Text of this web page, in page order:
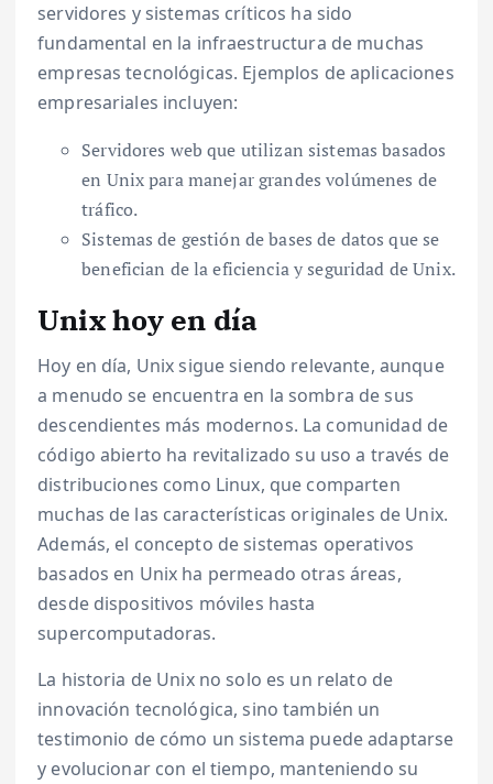
servidores y sistemas críticos ha sido
fundamental en la infraestructura de muchas
empresas tecnológicas. Ejemplos de aplicaciones
empresariales incluyen:
Servidores web que utilizan sistemas basados
en Unix para manejar grandes volúmenes de
tráfico.
Sistemas de gestión de bases de datos que se
benefician de la eficiencia y seguridad de Unix.
Unix hoy en día
Hoy en día, Unix sigue siendo relevante, aunque
a menudo se encuentra en la sombra de sus
descendientes más modernos. La comunidad de
código abierto ha revitalizado su uso a través de
distribuciones como Linux, que comparten
muchas de las características originales de Unix.
Además, el concepto de sistemas operativos
basados en Unix ha permeado otras áreas,
desde dispositivos móviles hasta
supercomputadoras.
La historia de Unix no solo es un relato de
innovación tecnológica, sino también un
testimonio de cómo un sistema puede adaptarse
y evolucionar con el tiempo, manteniendo su